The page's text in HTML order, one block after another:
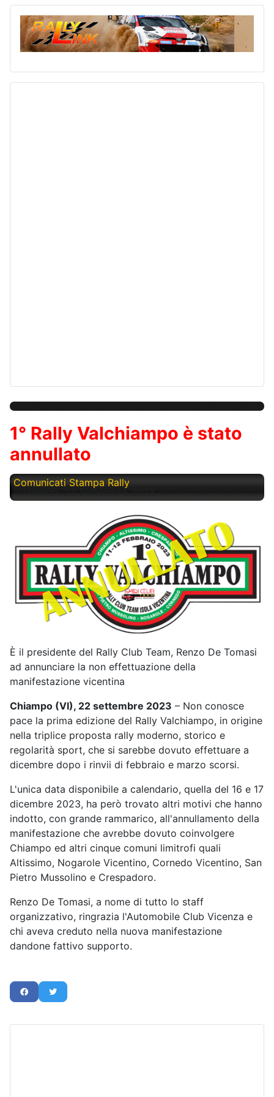
1° Rally Valchiampo è stato
annullato
Comunicati Stampa Rally
Venerdì, 22 Settembre 2023
È il presidente del Rally Club Team, Renzo De Tomasi
ad annunciare la non effettuazione della
manifestazione vicentina
Chiampo (VI), 22 settembre 2023 – Non conosce
pace la prima edizione del Rally Valchiampo, in origine
nella triplice proposta rally moderno, storico e
regolarità sport, che si sarebbe dovuto effettuare a
dicembre dopo i rinvii di febbraio e marzo scorsi.
L'unica data disponibile a calendario, quella del 16 e 17
dicembre 2023, ha però trovato altri motivi che hanno
indotto, con grande rammarico, all'annullamento della
manifestazione che avrebbe dovuto coinvolgere
Chiampo ed altri cinque comuni limitrofi quali
Altissimo, Nogarole Vicentino, Cornedo Vicentino, San
Pietro Mussolino e Crespadoro.
Renzo De Tomasi, a nome di tutto lo staff
organizzativo, ringrazia l'Automobile Club Vicenza e
chi aveva creduto nella nuova manifestazione
dandone fattivo supporto.